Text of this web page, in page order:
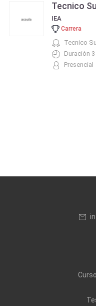
Tecnico
IEA
Carrera
Tecnico
Duración
Presencial